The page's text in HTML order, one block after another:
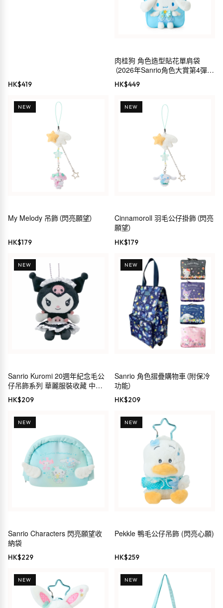
HK$419
肉桂狗 角色造型貼花單肩袋
（2026年Sanrio角色大賞第4彈
Sanrio穿搭系列）
HK$449
NEW
My Melody 吊飾（閃亮願望）
HK$179
NEW
Cinnamoroll 羽毛公仔掛飾（閃亮
願望）
HK$179
NEW
Sanrio Kuromi 20週年紀念毛公
仔吊飾系列 華麗服裝收藏 中島
公司 毛公仔鏈 MC
HK$209
NEW
Sanrio 角色摺疊購物車（附保冷
功能）
HK$209
NEW
Sanrio Characters 閃亮願望收
納袋
HK$229
NEW
Pekkle 鴨毛公仔吊飾 (閃亮心願)
HK$259
NEW NEW